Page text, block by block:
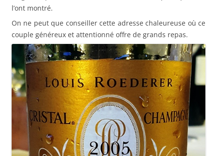
l’ont montré.
On ne peut que conseiller cette adresse chaleureuse où ce
couple généreux et attentionné offre de grands repas.